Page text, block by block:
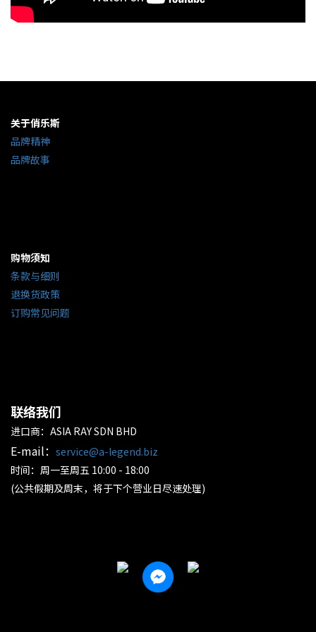
关于俏乐斯
品牌精神
品牌故事
购物须知
条款与细则
退换货政策
订购常见问题
联络我们
进口商：ASIA RAY SDN BHD
E-mail： service@a-legend.biz
时间：周一至周五 10:00 - 18:00
(公共假期及周末，将于下个营业日尽速处理)